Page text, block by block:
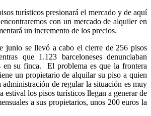
turísticos presionará el mercado y de aquí
con un mercado de alquiler en
un incremento de los precios.
junio se llevó a cabo el cierre de 256 pisos
que 1.123 barceloneses denunciaban
en su finca.
El problema es que la frontera
un propietario de alquilar su piso a quien
de regular la situación es muy
estival los pisos turísticos llegan a generar de
a sus propietarios, unos 200 euros la